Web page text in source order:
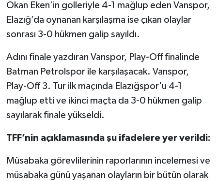
Okan Eken’in golleriyle 4-1 mağlup eden Vanspor,
Elazığ’da oynanan karşılaşma ise çıkan olaylar
sonrası 3-0 hükmen galip sayıldı.
Adını finale yazdıran Vanspor, Play-Off finalinde
Batman Petrolspor ile karşılaşacak. Vanspor,
Play-Off 3. Tur ilk maçında Elazığspor'u 4-1
mağlup etti ve ikinci maçta da 3-0 hükmen galip
sayılarak finale yükseldi.
TFF’nin açıklamasında şu ifadelere yer verildi:
Müsabaka görevlilerinin raporlarının incelemesi ve
müsabaka günü yaşanan olayların bir bütün olarak